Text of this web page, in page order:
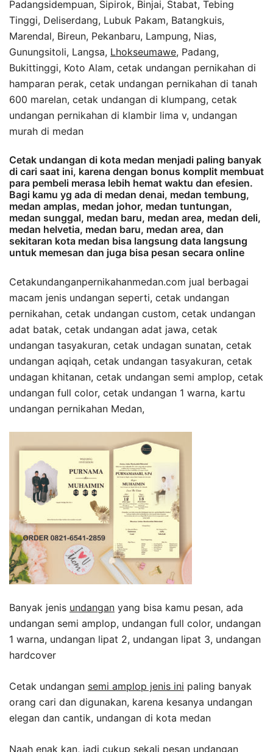
Padangsidempuan, Sipirok, Binjai, Stabat, Tebing
Tinggi, Deliserdang, Lubuk Pakam, Batangkuis,
Marendal, Bireun, Pekanbaru, Lampung, Nias,
Gunungsitoli, Langsa, Lhokseumawe, Padang,
Bukittinggi, Koto Alam, cetak undangan pernikahan di
hamparan perak, cetak undangan pernikahan di tanah
600 marelan, cetak undangan di klumpang, cetak
undangan pernikahan di klambir lima v, undangan
murah di medan
Cetak undangan di kota medan menjadi paling banyak
di cari saat ini, karena dengan bonus komplit membuat
para pembeli merasa lebih hemat waktu dan efesien.
Bagi kamu yg ada di medan denai, medan tembung,
medan amplas, medan johor, medan tuntungan,
medan sunggal, medan baru, medan area, medan deli,
medan helvetia, medan baru, medan area, dan
sekitaran kota medan bisa langsung data langsung
untuk memesan dan juga bisa pesan secara online
Cetakundanganpernikahanmedan.com jual berbagai
macam jenis undangan seperti, cetak undangan
pernikahan, cetak undangan custom, cetak undangan
adat batak, cetak undangan adat jawa, cetak
undangan tasyakuran, cetak undagan sunatan, cetak
undangan aqiqah, cetak undangan tasyakuran, cetak
undagan khitanan, cetak undangan semi amplop, cetak
undangan full color, cetak undangan 1 warna, kartu
undangan pernikahan Medan,
Banyak jenis undangan yang bisa kamu pesan, ada
undangan semi amplop, undangan full color, undangan
1 warna, undangan lipat 2, undangan lipat 3, undangan
hardcover
Cetak undangan semi amplop jenis ini paling banyak
orang cari dan digunakan, karena kesanya undangan
elegan dan cantik, undangan di kota medan
Naah enak kan, jadi cukup sekali pesan undangan